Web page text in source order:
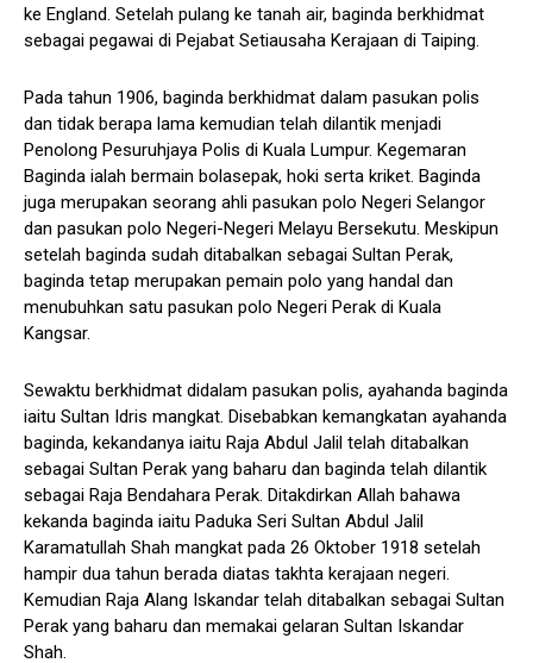
ke England. Setelah pulang ke tanah air, baginda berkhidmat
sebagai pegawai di Pejabat Setiausaha Kerajaan di Taiping.
Pada tahun 1906, baginda berkhidmat dalam pasukan polis
dan tidak berapa lama kemudian telah dilantik menjadi
Penolong Pesuruhjaya Polis di Kuala Lumpur. Kegemaran
Baginda ialah bermain bolasepak, hoki serta kriket. Baginda
juga merupakan seorang ahli pasukan polo Negeri Selangor
dan pasukan polo Negeri-Negeri Melayu Bersekutu. Meskipun
setelah baginda sudah ditabalkan sebagai Sultan Perak,
baginda tetap merupakan pemain polo yang handal dan
menubuhkan satu pasukan polo Negeri Perak di Kuala
Kangsar.
Sewaktu berkhidmat didalam pasukan polis, ayahanda baginda
iaitu Sultan Idris mangkat. Disebabkan kemangkatan ayahanda
baginda, kekandanya iaitu Raja Abdul Jalil telah ditabalkan
sebagai Sultan Perak yang baharu dan baginda telah dilantik
sebagai Raja Bendahara Perak. Ditakdirkan Allah bahawa
kekanda baginda iaitu Paduka Seri Sultan Abdul Jalil
Karamatullah Shah mangkat pada 26 Oktober 1918 setelah
hampir dua tahun berada diatas takhta kerajaan negeri.
Kemudian Raja Alang Iskandar telah ditabalkan sebagai Sultan
Perak yang baharu dan memakai gelaran Sultan Iskandar
Shah.